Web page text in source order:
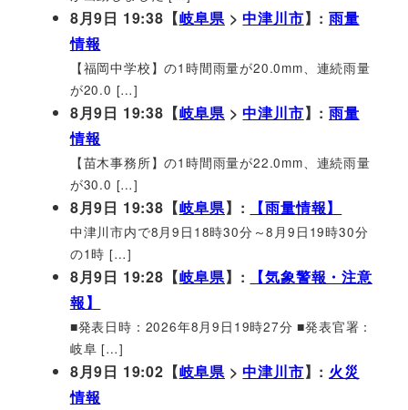
8月9日 19:38【岐阜県 >中津川市】:雨量
情報
【福岡中学校】の1時間雨量が20.0mm、連続雨量
が20.0 […]
8月9日 19:38【岐阜県 >中津川市】:雨量
情報
【苗木事務所】の1時間雨量が22.0mm、連続雨量
が30.0 […]
8月9日 19:38【岐阜県】: 【雨量情報】
中津川市内で8月9日18時30分～8月9日19時30分
の1時 […]
8月9日 19:28【岐阜県】:
【気象警報・注意
報】
■発表日時：2026年8月9日19時27分 ■発表官署：
岐阜 […]
8月9日 19:02【岐阜県 >中津川市】: 火災
情報